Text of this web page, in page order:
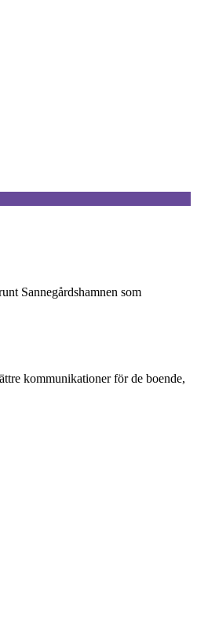
Sannegårdshamnen som
kommunikationer för de boende,